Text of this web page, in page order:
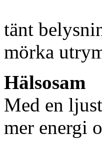
tänt
mörka
Hälsosam
Med en
mer energi